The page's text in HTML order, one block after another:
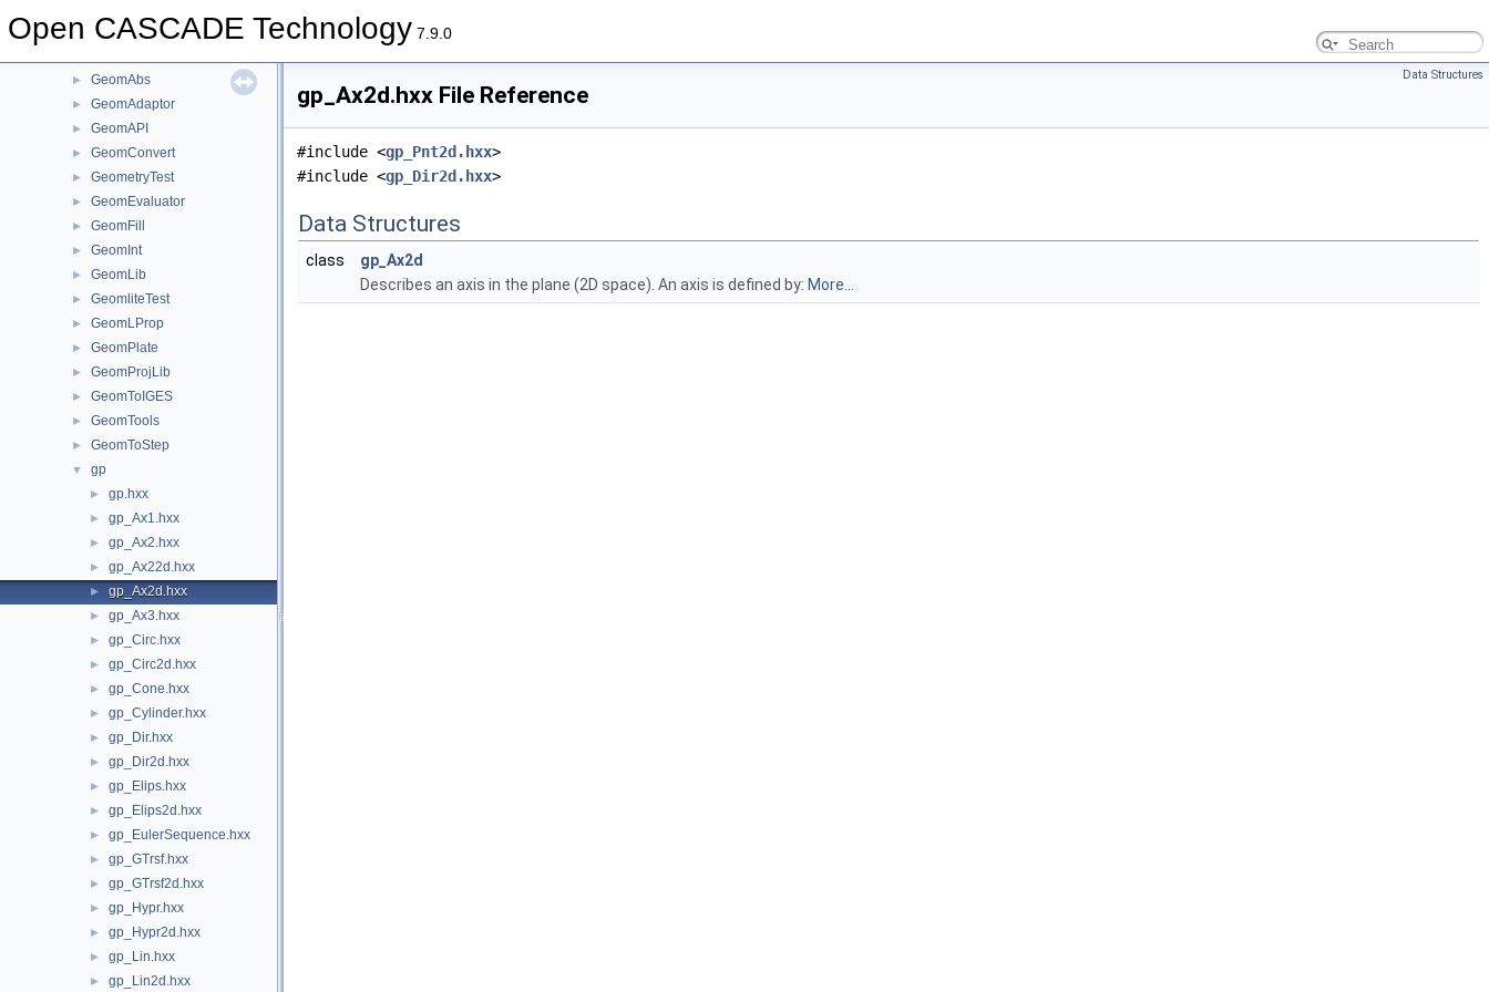
Open CASCADE Technology 7.9.0
► Geom2dLProp
► GeomAbs
► GeomAdaptor
► GeomAPI
► GeomConvert
► GeometryTest
► GeomEvaluator
► GeomFill
► GeomInt
► GeomLib
► GeomliteTest
► GeomLProp
► GeomPlate
► GeomProjLib
► GeomToIGES
► GeomTools
► GeomToStep
▼ gp
► gp.hxx
► gp_Ax1.hxx
► gp_Ax2.hxx
► gp_Ax22d.hxx
► gp_Ax2d.hxx
► gp_Ax3.hxx
► gp_Circ.hxx
► gp_Circ2d.hxx
► gp_Cone.hxx
► gp_Cylinder.hxx
► gp_Dir.hxx
► gp_Dir2d.hxx
► gp_Elips.hxx
► gp_Elips2d.hxx
► gp_EulerSequence.hxx
► gp_GTrsf.hxx
► gp_GTrsf2d.hxx
► gp_Hypr.hxx
► gp_Hypr2d.hxx
► gp_Lin.hxx
► gp_Lin2d.hxx
Data Structures
gp_Ax2d.hxx File Reference
#include <gp_Pnt2d.hxx>
#include <gp_Dir2d.hxx>
Data Structures
class
gp_Ax2d
Describes an axis in the plane (2D space). An axis is defined by: More...